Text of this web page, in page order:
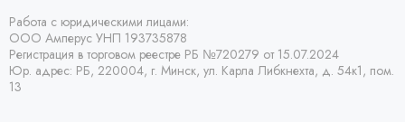
Работа с юридическими лицами:
ООО Амперус УНП 193735878
Регистрация в торговом реестре РБ №720279 от 15.07.2024
Юр. адрес: РБ, 220004, г. Минск, ул. Карла Либкнехта, д. 54к1, пом.
13